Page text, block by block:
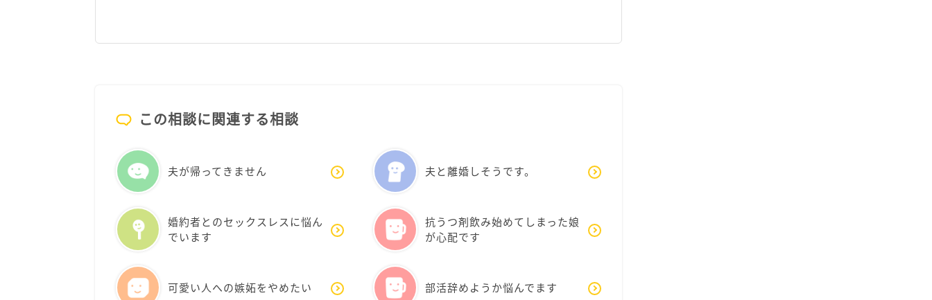
この相談に関連する相談
夫が帰ってきません 夫と離婚しそうです。
婚約者とのセックスレスに悩ん
でいます
抗うつ剤飲み始めてしまった娘
が心配です
可愛い人への嫉妬をやめたい 部活辞めようか悩んでます